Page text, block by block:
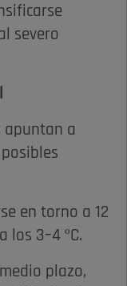
severo
apuntan a
en torno a 12
los 3–4 ºC.
plazo,